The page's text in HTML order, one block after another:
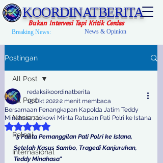
KOORDINATBERITA
Bukan Intervesi Tapi Kritik Cerdas
Breaking News: News & Opinion
Postingan
All Post
Nasional
Relegi
Internasional
All Post
Bersamaan Penangkapan Kapolda Jatim Teddy
Minahasa, Jokowi Minta Ratusan Pati Polri ke Istana
redaksikoordinatberita
15 Okt 20222 menit membaca
Dinilai NaN dari 5 bintang.
"5 Fakta Pemanggilan Pati Polri ke Istana,
Setelah Kasus Sambo, Tragedi Kanjuruhan,
Teddy Minahasa"